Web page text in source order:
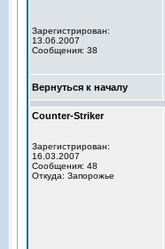
Зарегистрирован:
13.06.2007
Сообщения: 38
Вернуться к началу
Counter-Striker
Зарегистрирован:
16.03.2007
Сообщения: 48
Откуда: Запорожье